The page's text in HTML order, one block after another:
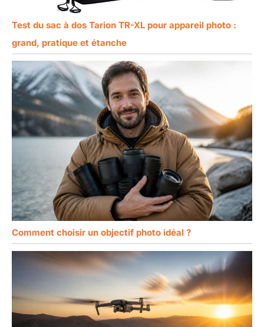
Test du sac à dos Tarion TR-XL pour appareil photo :
grand, pratique et étanche
Comment choisir un objectif photo idéal ?